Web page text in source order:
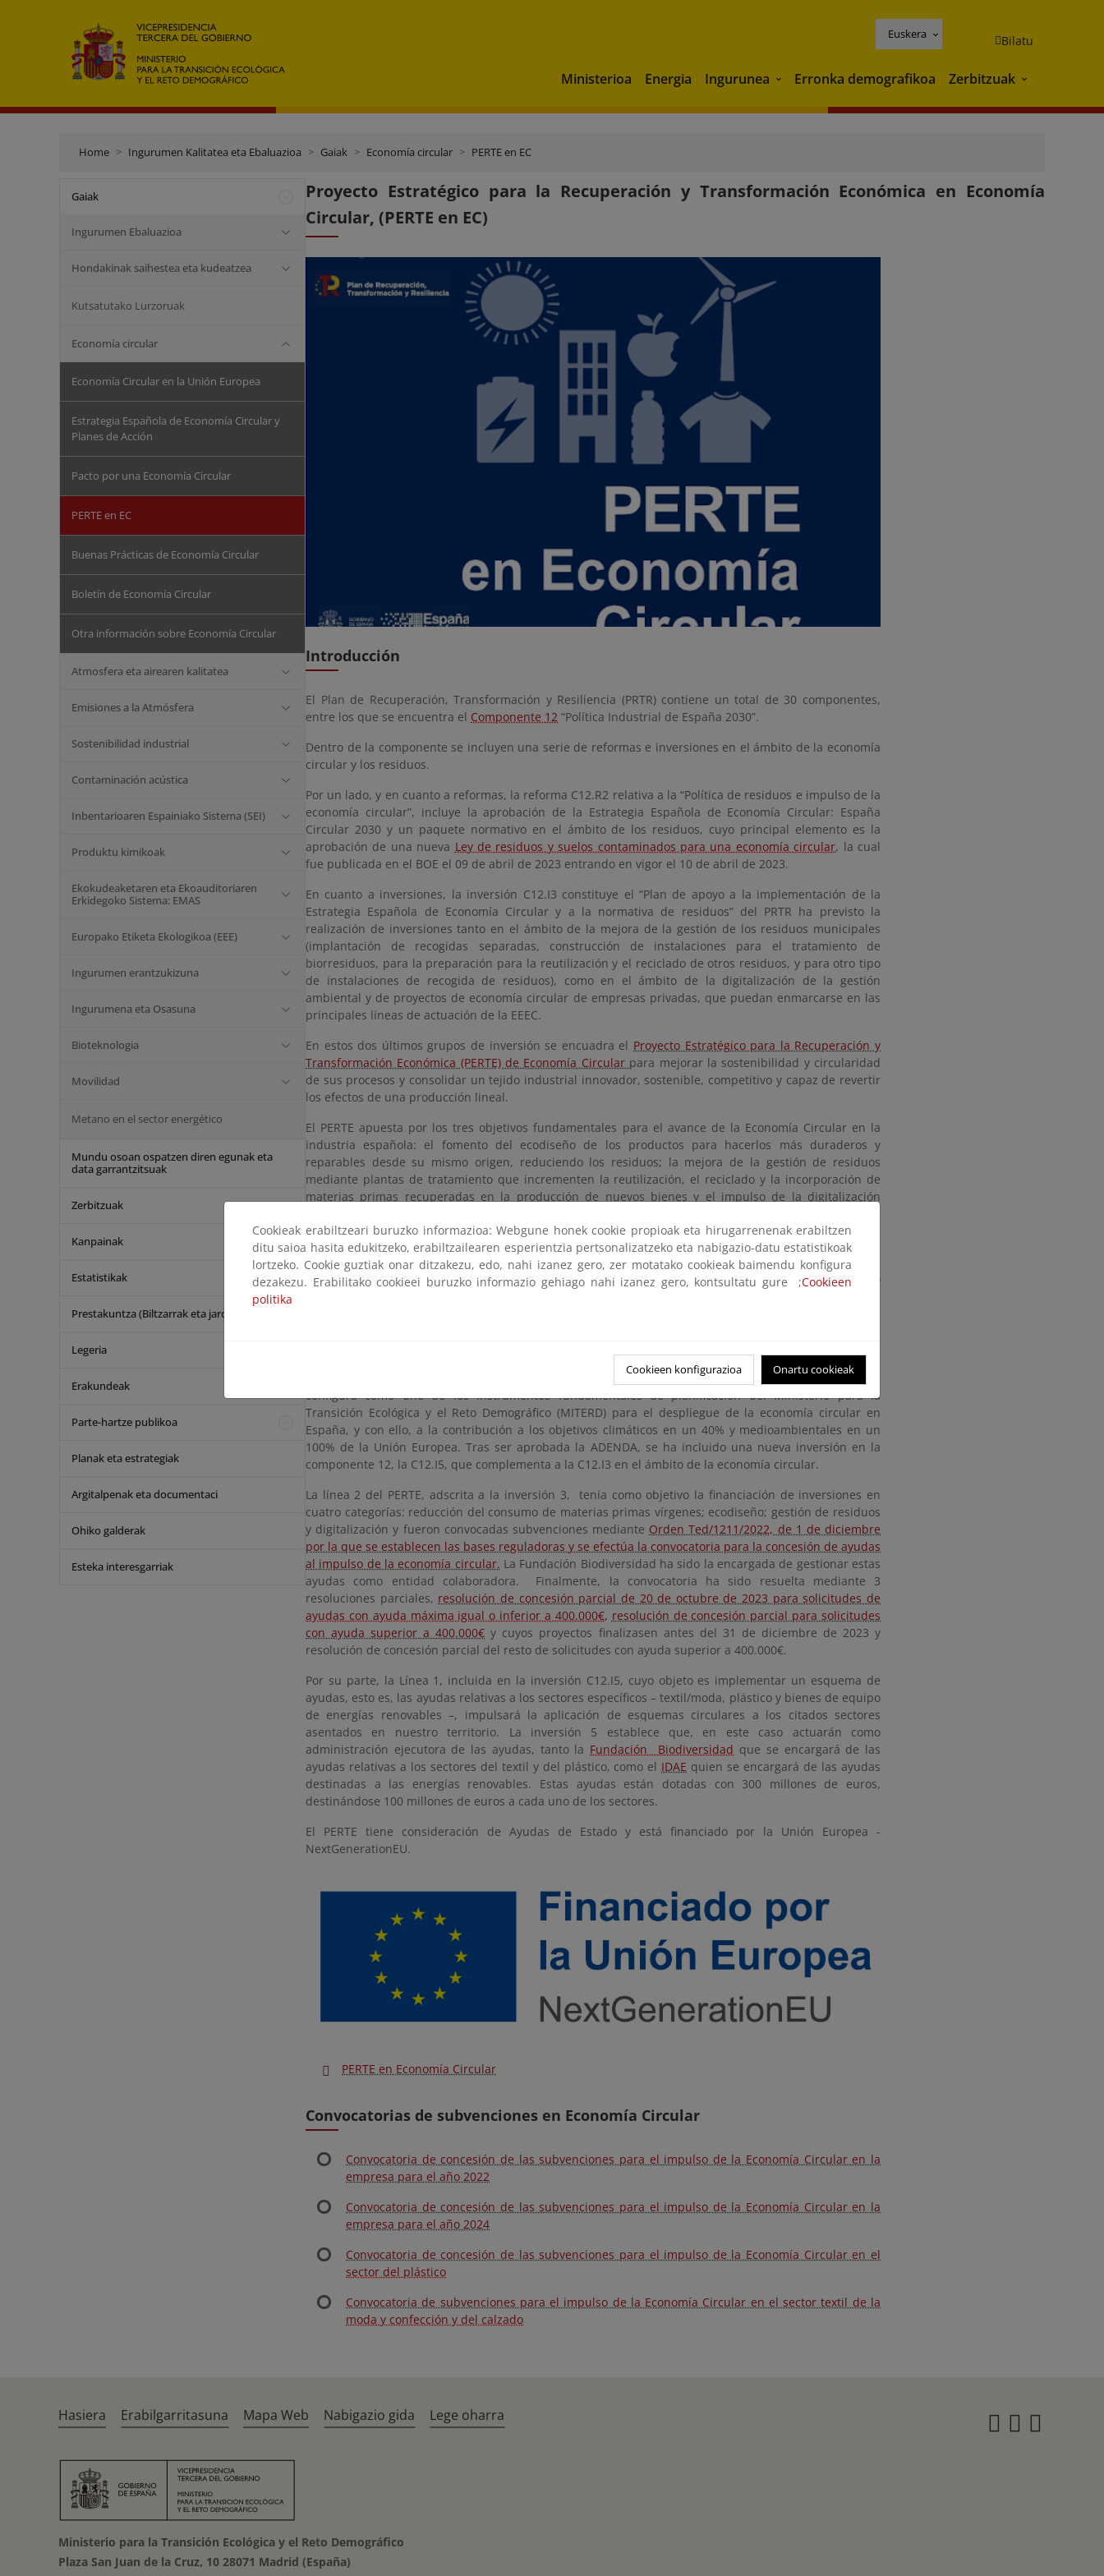
Euskera Bilatu
Ministerioa Energia Ingurunea Ingurunea
Erronka demografikoa Zerbitzuak Zerbitzuak
Home Ingurumen Kalitatea eta Ebaluazioa Gaiak Economía circular PERTE en EC
Gaiak
Ingurumen Ebaluazioa
Hondakinak saihestea eta kudeatzea
Kutsatutako Lurzoruak
Economía circular
Economía Circular en la Unión Europea
Estrategia Española de Economía Circular y
Planes de Acción
Pacto por una Economía Circular
PERTE en EC
Buenas Prácticas de Economía Circular
Boletín de Economía Circular
Otra información sobre Economía Circular
Atmosfera eta airearen kalitatea
Emisiones a la Atmósfera
Sostenibilidad industrial
Contaminación acústica
Inbentarioaren Espainiako Sistema (SEI)
Produktu kimikoak
Ekokudeaketaren eta Ekoauditoriaren
Erkidegoko Sistema: EMAS
Europako Etiketa Ekologikoa (EEE)
Ingurumen erantzukizuna
Ingurumena eta Osasuna
Bioteknologia
Movilidad
Metano en el sector energético
Mundu osoan ospatzen diren egunak eta
data garrantzitsuak
Zerbitzuak
Kanpainak
Estatistikak
Prestakuntza (Biltzarrak eta jardunaldiak)
Legeria
Erakundeak
Parte-hartze publikoa
Planak eta estrategiak
Argitalpenak eta documentaci
Ohiko galderak
Esteka interesgarriak
Proyecto Estratégico para la Recuperación y Transformación Económica en Economía
Circular, (PERTE en EC)
Introducción
El Plan de Recuperación, Transformación y Resiliencia (PRTR) contiene un total de 30 componentes,
entre los que se encuentra el Componente 12 “Política Industrial de España 2030”.
Dentro de la componente se incluyen una serie de reformas e inversiones en el ámbito de la economía
circular y los residuos.
Por un lado, y en cuanto a reformas, la reforma C12.R2 relativa a la “Política de residuos e impulso de la
economía circular”, incluye la aprobación de la Estrategia Española de Economía Circular: España
Circular 2030 y un paquete normativo en el ámbito de los residuos, cuyo principal elemento es la
aprobación de una nueva Ley de residuos y suelos contaminados para una economía circular, la cual
fue publicada en el BOE el 09 de abril de 2023 entrando en vigor el 10 de abril de 2023.
En cuanto a inversiones, la inversión C12.I3 constituye el “Plan de apoyo a la implementación de la
Estrategia Española de Economía Circular y a la normativa de residuos” del PRTR ha previsto la
realización de inversiones tanto en el ámbito de la mejora de la gestión de los residuos municipales
(implantación de recogidas separadas, construcción de instalaciones para el tratamiento de
biorresiduos, para la preparación para la reutilización y el reciclado de otros residuos, y para otro tipo
de instalaciones de recogida de residuos), como en el ámbito de la digitalización de la gestión
ambiental y de proyectos de economía circular de empresas privadas, que puedan enmarcarse en las
principales líneas de actuación de la EEEC.
En estos dos últimos grupos de inversión se encuadra el Proyecto Estratégico para la Recuperación y
Transformación Económica (PERTE) de Economía Circular para mejorar la sostenibilidad y circularidad
de sus procesos y consolidar un tejido industrial innovador, sostenible, competitivo y capaz de revertir
los efectos de una producción lineal.
El PERTE apuesta por los tres objetivos fundamentales para el avance de la Economía Circular en la
industria española: el fomento del ecodiseño de los productos para hacerlos más duraderos y
reparables desde su mismo origen, reduciendo los residuos; la mejora de la gestión de residuos
mediante plantas de tratamiento que incrementen la reutilización, el reciclado y la incorporación de
materias primas recuperadas en la producción de nuevos bienes y el impulso de la digitalización
Se instrumentaliza a través de dos líneas de ayudas: La línea 2 con un programa de ayudas transversal
a diferentes sectores para impulsar la economía circular en la empresa, y la línea 1 con un programa
de ayudas a sectores específicos, que son los sectores del textil, del plástico y de los bienes de equipo
en el ámbito de la economía circular con la inversión C12.I3 que constituye el “Plan de apoyo a la
implementación de la Estrategia Española de Economía Circular y a la normativa de residuos”, la cual se
configura como uno de los instrumentos fundamentales de planificación del Ministerio para la
Transición Ecológica y el Reto Demográfico (MITERD) para el despliegue de la economía circular en
España, y con ello, a la contribución a los objetivos climáticos en un 40% y medioambientales en un
100% de la Unión Europea. Tras ser aprobada la ADENDA, se ha incluido una nueva inversión en la
componente 12, la C12.I5, que complementa a la C12.I3 en el ámbito de la economía circular.
La línea 2 del PERTE, adscrita a la inversión 3, tenía como objetivo la financiación de inversiones en
cuatro categorías: reducción del consumo de materias primas vírgenes; ecodiseño; gestión de residuos
y digitalización y fueron convocadas subvenciones mediante Orden Ted/1211/2022, de 1 de diciembre
por la que se establecen las bases reguladoras y se efectúa la convocatoria para la concesión de ayudas
al impulso de la economía circular. La Fundación Biodiversidad ha sido la encargada de gestionar estas
ayudas como entidad colaboradora. Finalmente, la convocatoria ha sido resuelta mediante 3
resoluciones parciales, resolución de concesión parcial de 20 de octubre de 2023 para solicitudes de
ayudas con ayuda máxima igual o inferior a 400.000€, resolución de concesión parcial para solicitudes
con ayuda superior a 400.000€ y cuyos proyectos finalizasen antes del 31 de diciembre de 2023 y
resolución de concesión parcial del resto de solicitudes con ayuda superior a 400.000€.
Por su parte, la Línea 1, incluida en la inversión C12.I5, cuyo objeto es implementar un esquema de
ayudas, esto es, las ayudas relativas a los sectores específicos – textil/moda, plástico y bienes de equipo
de energías renovables –, impulsará la aplicación de esquemas circulares a los citados sectores
asentados en nuestro territorio. La inversión 5 establece que, en este caso actuarán como
administración ejecutora de las ayudas, tanto la Fundación Biodiversidad que se encargará de las
ayudas relativas a los sectores del textil y del plástico, como el IDAE quien se encargará de las ayudas
destinadas a las energías renovables. Estas ayudas están dotadas con 300 millones de euros,
destinándose 100 millones de euros a cada uno de los sectores.
El PERTE tiene consideración de Ayudas de Estado y está financiado por la Unión Europea -
NextGenerationEU.
PERTE en Economía Circular
Convocatorias de subvenciones en Economía Circular
Convocatoria de concesión de las subvenciones para el impulso de la Economía Circular en la
empresa para el año 2022
Convocatoria de concesión de las subvenciones para el impulso de la Economía Circular en la
empresa para el año 2024
Convocatoria de concesión de las subvenciones para el impulso de la Economía Circular en el
sector del plástico
Convocatoria de subvenciones para el impulso de la Economía Circular en el sector textil de la
moda y confección y del calzado
Cookieak erabiltzeari buruzko informazioa: Webgune honek cookie propioak eta hirugarrenenak erabiltzen
ditu saioa hasita edukitzeko, erabiltzailearen esperientzia pertsonalizatzeko eta nabigazio-datu estatistikoak
lortzeko. Cookie guztiak onar ditzakezu, edo, nahi izanez gero, zer motatako cookieak baimendu konfigura
dezakezu. Erabilitako cookieei buruzko informazio gehiago nahi izanez gero, kontsultatu gure ;Cookieen
politika
Cookieen konfigurazioa Onartu cookieak
Hasiera Erabilgarritasuna Mapa Web Nabigazio gida Lege oharra Twitter
Ministerio para la Transición Ecológica y el Reto Demográfico
Plaza San Juan de la Cruz, 10 28071 Madrid (España)